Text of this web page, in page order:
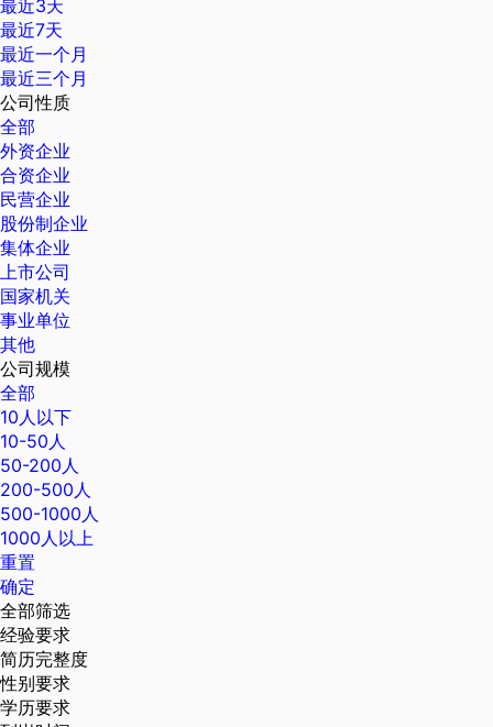
最近3天
最近7天
最近一个月
最近三个月
公司性质
全部
外资企业
合资企业
民营企业
股份制企业
集体企业
上市公司
国家机关
事业单位
其他
公司规模
全部
10人以下
10-50人
50-200人
200-500人
500-1000人
1000人以上
重置
确定
全部筛选
经验要求
简历完整度
性别要求
学历要求